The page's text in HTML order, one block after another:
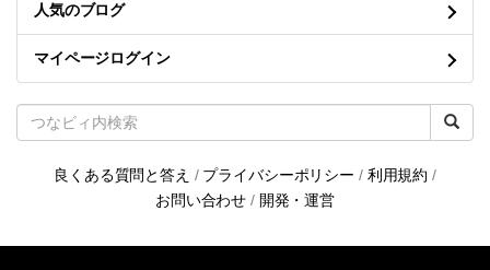
人気のブログ
マイページログイン
良くある質問と答え / プライバシーポリシー / 利用規約 /
お問い合わせ / 開発・運営